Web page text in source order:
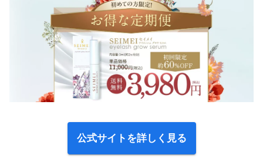
公式サイトを詳しく見る